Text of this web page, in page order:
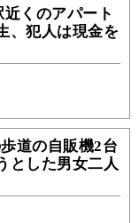
くのアパート
、犯人は現金を
道の自販機2台
とした男女二人